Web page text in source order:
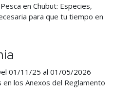
en Chubut: Especies,
para que tu tiempo en
01/11/25 al 01/05/2026
los Anexos del Reglamento